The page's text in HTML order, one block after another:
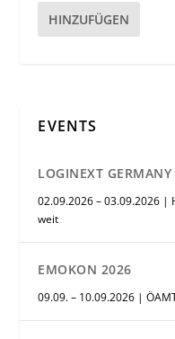
HINZUFÜGEN
EVENTS
LOGINEXT GERMANY
02.09.2026 – 03.09.2026 |
weit
EMOKON 2026
09.09. – 10.09.2026 |